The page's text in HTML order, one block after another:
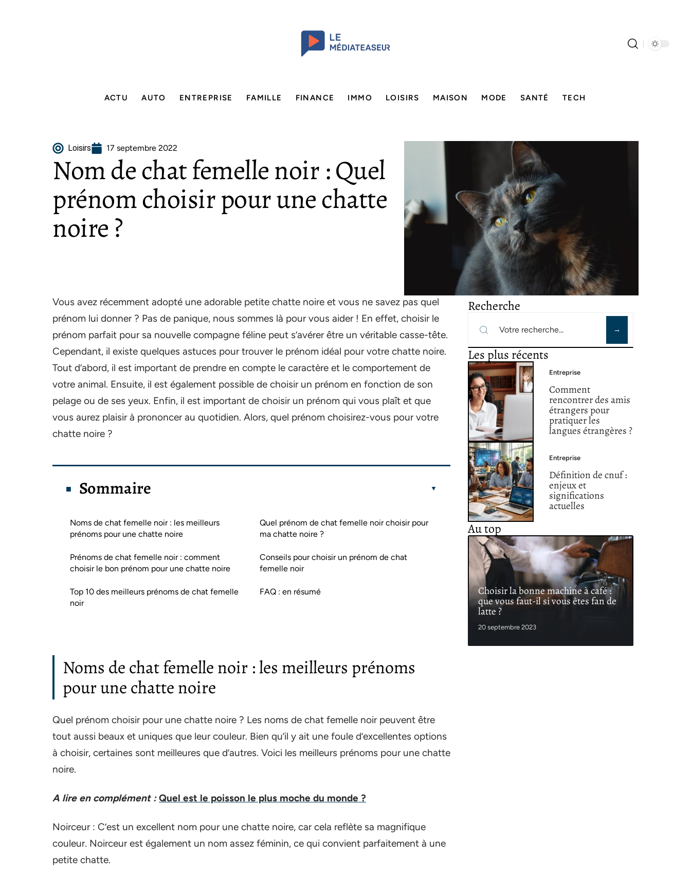
ACTU AUTO ENTREPRISE FAMILLE FINANCE IMMO LOISIRS MAISON MODE SANTÉ TECH
Loisirs 17 septembre 2022
Nom de chat femelle noir : Quel
prénom choisir pour une chatte
noire ?
Vous avez récemment adopté une adorable petite chatte noire et vous ne savez pas quel
prénom lui donner ? Pas de panique, nous sommes là pour vous aider ! En effet, choisir le
prénom parfait pour sa nouvelle compagne féline peut s’avérer être un véritable casse-tête.
Cependant, il existe quelques astuces pour trouver le prénom idéal pour votre chatte noire.
Tout d’abord, il est important de prendre en compte le caractère et le comportement de
votre animal. Ensuite, il est également possible de choisir un prénom en fonction de son
pelage ou de ses yeux. Enfin, il est important de choisir un prénom qui vous plaît et que
vous aurez plaisir à prononcer au quotidien. Alors, quel prénom choisirez-vous pour votre
chatte noire ?
Sommaire
Noms de chat femelle noir : les meilleurs
prénoms pour une chatte noire
Prénoms de chat femelle noir : comment
choisir le bon prénom pour une chatte noire
Top 10 des meilleurs prénoms de chat femelle
noir
Quel prénom de chat femelle noir choisir pour
ma chatte noire ?
Conseils pour choisir un prénom de chat
femelle noir
FAQ : en résumé
Noms de chat femelle noir : les meilleurs prénoms
pour une chatte noire
Quel prénom choisir pour une chatte noire ? Les noms de chat femelle noir peuvent être
tout aussi beaux et uniques que leur couleur. Bien qu’il y ait une foule d’excellentes options
à choisir, certaines sont meilleures que d’autres. Voici les meilleurs prénoms pour une chatte
noire.
A lire en complément : Quel est le poisson le plus moche du monde ?
Noirceur : C’est un excellent nom pour une chatte noire, car cela reflète sa magnifique
couleur. Noirceur est également un nom assez féminin, ce qui convient parfaitement à une
petite chatte.
Recherche
Les plus récents
Entreprise
Comment
rencontrer des amis
étrangers pour
pratiquer les
langues étrangères ?
Entreprise
Définition de cnuf :
enjeux et
significations
actuelles
Au top
Choisir la bonne machine à café :
que vous faut-il si vous êtes fan de
latte ?
20 septembre 2023